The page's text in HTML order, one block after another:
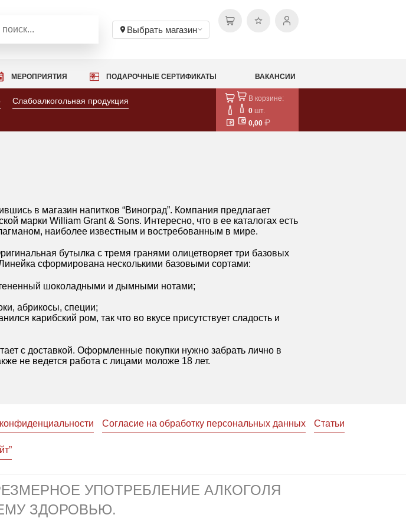
Выбрать магазин
МЕРОПРИЯТИЯ ПОДАРОЧНЫЕ СЕРТИФИКАТЫ ВАКАНСИИ
Слабоалкогольная продукция
В корзине:
0 шт.
0,00
в магазин напитков “Виноград”. Компания предлагает
марки William Grant & Sons. Интересно, что в ее каталогах есть
наиболее известным и востребованным в мире.
бутылка с тремя гранями олицетворяет три базовых
сформирована несколькими базовыми сортами:
шоколадными и дымными нотами;
абрикосы, специи;
карибский ром, так что во вкусе присутствует сладость и
с доставкой. Оформленные покупки нужно забрать лично в
не ведется работа с лицами моложе 18 лет.
Согласие на обработку персональных данных Статьи
УПОТРЕБЛЕНИЕ АЛКОГОЛЯ
ЗДОРОВЬЮ.